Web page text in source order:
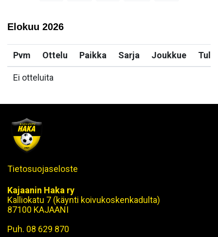
Elokuu 2026
Pvm Ottelu Paikka Sarja Joukkue
Ei otteluita
Tietosuojaseloste
Kajaanin Haka ry
Kalliokatu 7 (käynti koivukoskenkadulta)
87100 KAJAANI
Puh. 08 629 870